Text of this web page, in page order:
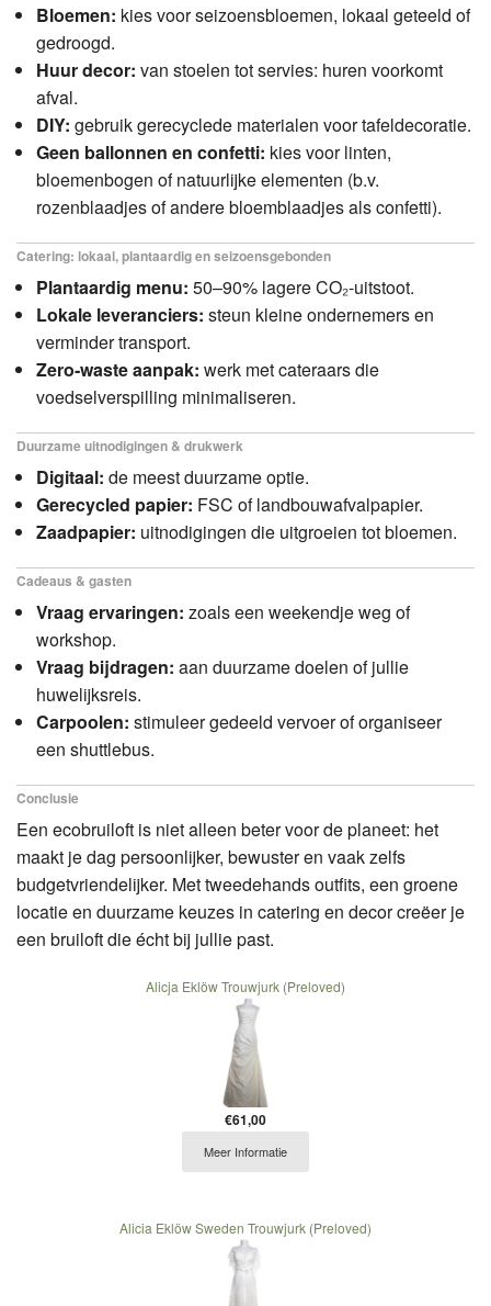
Bloemen: kies voor seizoensbloemen, lokaal geteeld of
gedroogd.
Huur decor: van stoelen tot servies: huren voorkomt
afval.
DIY: gebruik gerecyclede materialen voor tafeldecoratie.
Geen ballonnen en confetti: kies voor linten,
bloemenbogen of natuurlijke elementen (b.v.
rozenblaadjes of andere bloemblaadjes als confetti).
Catering: lokaal, plantaardig en seizoensgebonden
Plantaardig menu: 50–90% lagere CO₂‑uitstoot.
Lokale leveranciers: steun kleine ondernemers en
verminder transport.
Zero‑waste aanpak: werk met cateraars die
voedselverspilling minimaliseren.
Duurzame uitnodigingen & drukwerk
Digitaal: de meest duurzame optie.
Gerecycled papier: FSC of landbouwafvalpapier.
Zaadpapier: uitnodigingen die uitgroeien tot bloemen.
Cadeaus & gasten
Vraag ervaringen: zoals een weekendje weg of
workshop.
Vraag bijdragen: aan duurzame doelen of jullie
huwelijksreis.
Carpoolen: stimuleer gedeeld vervoer of organiseer
een shuttlebus.
Conclusie
Een ecobruiloft is niet alleen beter voor de planeet: het
maakt je dag persoonlijker, bewuster en vaak zelfs
budgetvriendelijker. Met tweedehands outfits, een groene
locatie en duurzame keuzes in catering en decor creëer je
een bruiloft die écht bij jullie past.
Alicja Eklöw Trouwjurk (Preloved)
€61,00
Meer Informatie
Alicia Eklöw Sweden Trouwjurk (Preloved)